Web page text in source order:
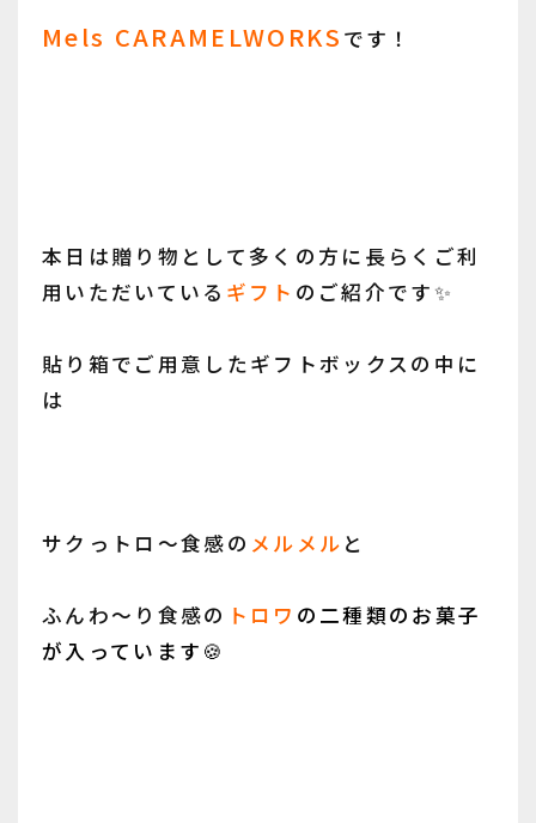
Mels CARAMELWORKS です！
本日は贈り物として多くの方に長らくご利
用いただいている ギフト のご紹介です✨
貼り箱でご用意したギフトボックスの中に
は
サクっトロ～食感の メルメル と
ふんわ～り食感の トロワ の二種類のお菓子
が入っています🍪